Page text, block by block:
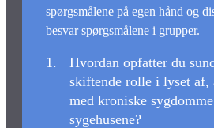
spørgsmålene på egen hånd og
besvar spørgsmålene i grupper.
Hvordan opfatter du
skiftende rolle i lyset af,
med kroniske
sygehusene?